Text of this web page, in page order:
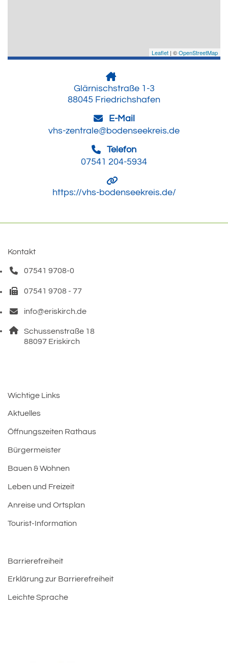
Leaflet | ©OpenStreetMap
Glärnischstraße 1-3
88045 Friedrichshafen
E-Mail
vhs-zentrale@bodenseekreis.de
Telefon
07541 204-5934
https://vhs-bodenseekreis.de/
Kontakt
07541 9708-0
Telefonnummer: 0 7 5 4 1 9 7 0 8 0
07541 9708 - 77
Faxnummer: 0 7 5 4 1 9 7 0 8 7 7
info@eriskirch.de
E-Mail Adresse: info@eriskirch.de
Adresse:
Schussenstraße 18
88097 , 8 8 0 9 7
Eriskirch
Wichtige Links
Aktuelles
Öffnungszeiten Rathaus
Bürgermeister
Bauen & Wohnen
Leben und Freizeit
Anreise und Ortsplan
Tourist-Information
Barrierefreiheit
Erklärung zur Barrierefreiheit
Leichte Sprache